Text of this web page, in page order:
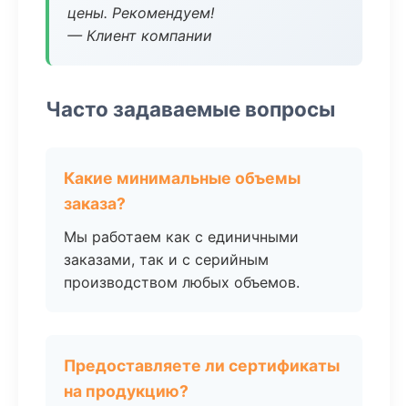
цены. Рекомендуем!
— Клиент компании
Часто задаваемые вопросы
Какие минимальные объемы
заказа?
Мы работаем как с единичными
заказами, так и с серийным
производством любых объемов.
Предоставляете ли сертификаты
на продукцию?